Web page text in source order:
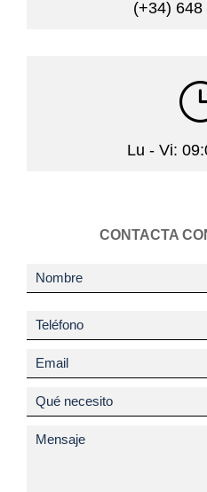
(+34) 648
Lu - Vi:
CONTACTA